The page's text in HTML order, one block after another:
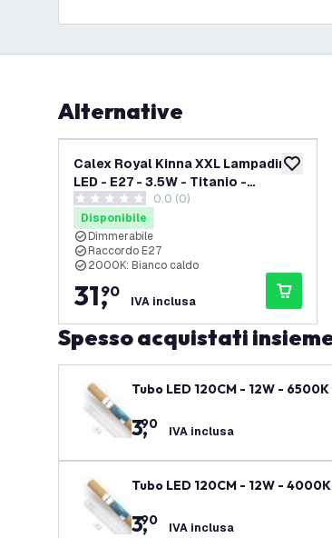
Alternative
Calex Royal Kinna XXL Lampadina
LED - E27 - 3.5W - Titanio -
Dimmerabile
0 stelle di valutazione
0.0 (0)
Disponibile
Dimmerabile
Raccordo E27
2000K: Bianco caldo
31,
90
IVA inclusa
Spesso acquistati
Tubo LED 120CM - 12W -
3,
90 IVA inclusa
Tubo LED 120CM - 12W -
3,
90 IVA inclusa